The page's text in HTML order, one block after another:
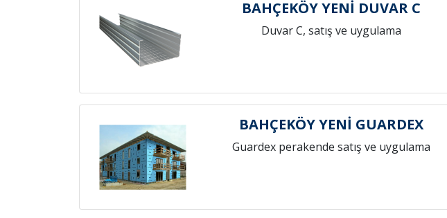
BAHÇEKÖY YENİ DUVAR C
Duvar C, satış ve uygulama
BAHÇEKÖY YENİ GUARDEX
Guardex perakende satış ve uygulama